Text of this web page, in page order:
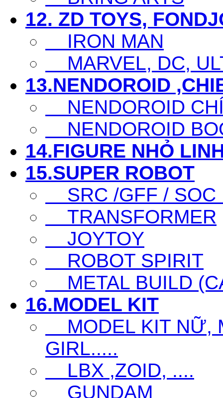
12. ZD TOYS,
IRON MAN
MARVEL, DC,
13.NENDOROID
NENDOROID
NENDOROID
14.FIGURE NHỎ
15.SUPER ROBOT
SRC /GFF / SOC
TRANSFORMER
JOYTOY
ROBOT SPIRIT
METAL BUILD
16.MODEL KIT
MODEL KIT NỮ,
GIRL.....
LBX ,ZOID, ....
GUNDAM